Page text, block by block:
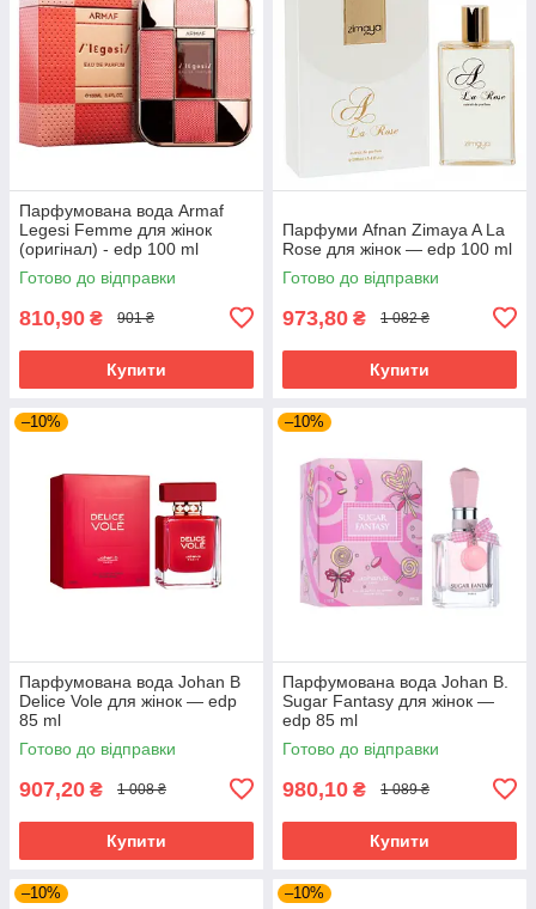
Парфумована вода Armaf
Legesi Femme для жінок
(оригінал) - edp 100 ml
Готово до відправки
810,90 ₴ 901 ₴
Купити
Парфуми Afnan Zimaya A La
Rose для жінок — edp 100 ml
Готово до відправки
973,80 ₴ 1 082 ₴
Купити
–10%
Парфумована вода Johan B
Delice Vole для жінок — edp
85 ml
Готово до відправки
907,20 ₴ 1 008 ₴
Купити
–10%
Парфумована вода Johan B.
Sugar Fantasy для жінок —
edp 85 ml
Готово до відправки
980,10 ₴ 1 089 ₴
Купити
–10% –10%